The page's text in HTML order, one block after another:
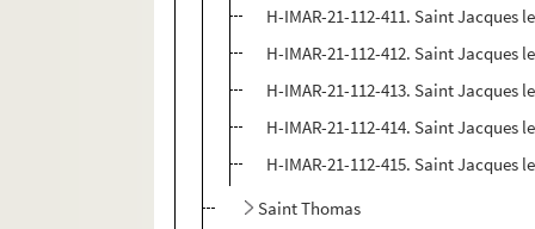
H-IMAR-21-112-411. Saint Jacques
H-IMAR-21-112-412. Saint Jacques
H-IMAR-21-112-413. Saint Jacques
H-IMAR-21-112-414. Saint Jacques
H-IMAR-21-112-415. Saint Jacques
Saint Thomas